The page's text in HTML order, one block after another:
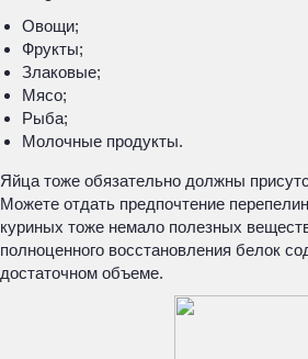
Овощи;
Фрукты;
Злаковые;
Мясо;
Рыба;
Молочные продукты.
Яйца тоже обязательно должны
Можете отдать предпочтение
куриных тоже немало полезных
полноценного восстановления белок
достаточном объеме.